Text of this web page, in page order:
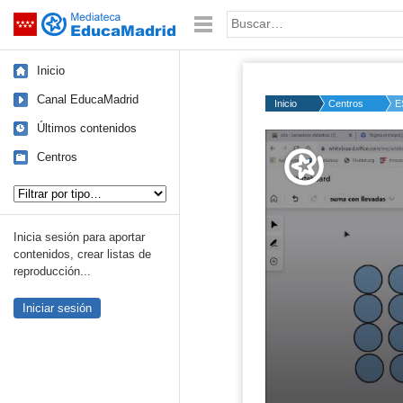
Saltar navegación Palabra o frase:
Inicio
Canal EducaMadrid
Últimos contenidos
Centros
Inicia sesión para aportar
contenidos, crear listas de
reproducción...
Iniciar sesión
Inicio Centros
Volume
50%